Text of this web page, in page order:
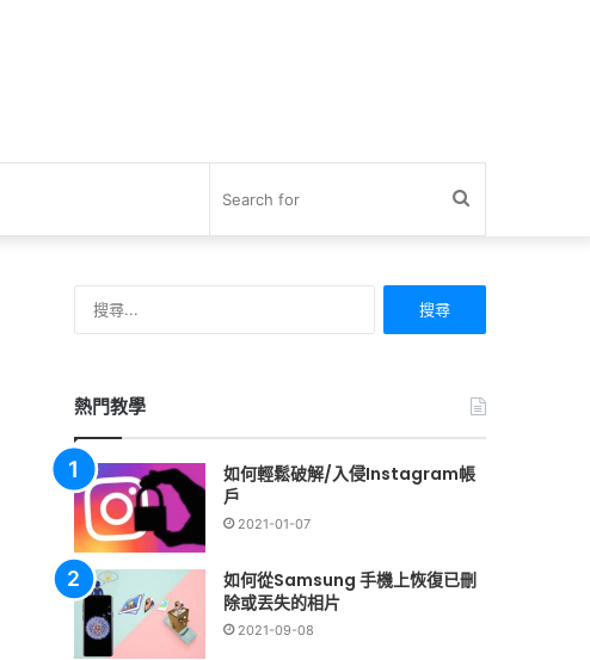
熱門教學
如何輕鬆破解/入侵Instagram帳
戶
2021-01-07
如何從Samsung 手機上恢復已刪
除或丟失的相片
2021-09-08